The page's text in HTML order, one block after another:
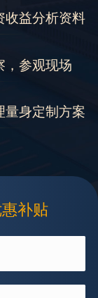
收益分析资料
，参观现场
量身定制方案
补贴